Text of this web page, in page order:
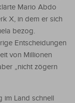
Mario Abdo
X, in dem er sich
bezog.
Entscheidungen
von Millionen
„nicht zögern
im Land schnell